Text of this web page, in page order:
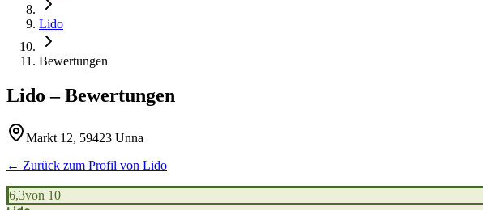
Lido
Bewertungen
Lido – Bewertungen
Markt 12, 59423 Unna
← Zurück zum Profil von Lido
6,3von 10